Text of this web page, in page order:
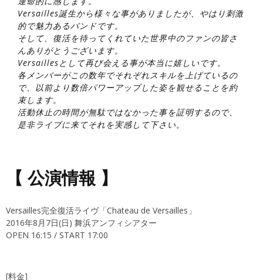
Versailles誕生から様々な事がありましたが、やはり刺激
的で魅力あるバンドです。
そして、復活を待ってくれていた世界中のファンの皆さ
んありがとうございます。
Versaillesとして再び会える事が本当に嬉しいです。
各メンバーがこの数年でそれぞれスキルを上げているの
で、以前より数倍パワーアップした姿を観せることを約
束します。
活動休止の時間が無駄ではなかった事を証明するので、
是非ライブに来てそれを実感して下さい。
【 公演情報 】
Versailles完全復活ライヴ「Chateau de Versailles」
2016年8月7日(日) 舞浜アンフィシアター
OPEN 16:15 / START 17:00
[料金]